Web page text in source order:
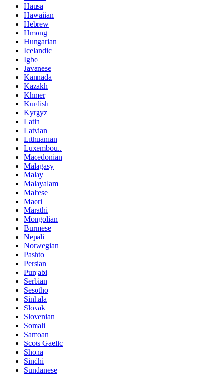
Hausa
Hawaiian
Hebrew
Hmong
Hungarian
Icelandic
Igbo
Javanese
Kannada
Kazakh
Khmer
Kurdish
Kyrgyz
Latin
Latvian
Lithuanian
Luxembou..
Macedonian
Malagasy
Malay
Malayalam
Maltese
Maori
Marathi
Mongolian
Burmese
Nepali
Norwegian
Pashto
Persian
Punjabi
Serbian
Sesotho
Sinhala
Slovak
Slovenian
Somali
Samoan
Scots Gaelic
Shona
Sindhi
Sundanese